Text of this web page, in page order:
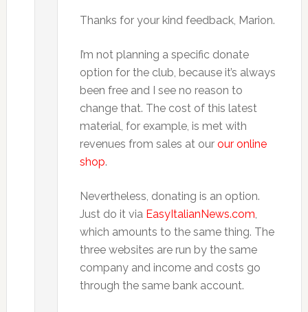
Thanks for your kind feedback, Marion.
I’m not planning a specific donate
option for the club, because it’s always
been free and I see no reason to
change that. The cost of this latest
material, for example, is met with
revenues from sales at our our online
shop.
Nevertheless, donating is an option.
Just do it via EasyItalianNews.com,
which amounts to the same thing. The
three websites are run by the same
company and income and costs go
through the same bank account.